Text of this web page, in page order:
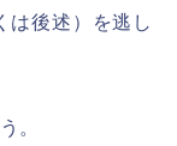
は後述）を逃し
。